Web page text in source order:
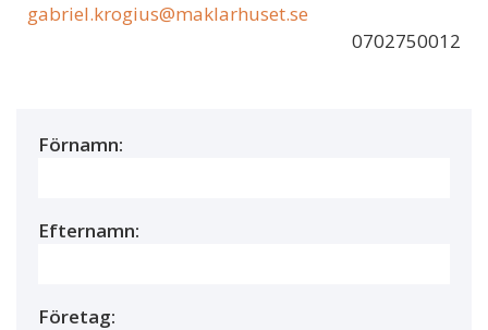
gabriel.krogius@maklarhuset.se
0702750012
Förnamn:
Efternamn:
Företag: